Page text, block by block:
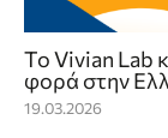
Το Vivian Lab
φορά στην
19.03.2026